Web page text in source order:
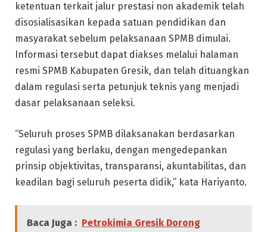
ketentuan terkait jalur prestasi non akademik telah
disosialisasikan kepada satuan pendidikan dan
masyarakat sebelum pelaksanaan SPMB dimulai.
Informasi tersebut dapat diakses melalui halaman
resmi SPMB Kabupaten Gresik, dan telah dituangkan
dalam regulasi serta petunjuk teknis yang menjadi
dasar pelaksanaan seleksi.
“Seluruh proses SPMB dilaksanakan berdasarkan
regulasi yang berlaku, dengan mengedepankan
prinsip objektivitas, transparansi, akuntabilitas, dan
keadilan bagi seluruh peserta didik,” kata Hariyanto.
Baca Juga : Petrokimia Gresik Dorong